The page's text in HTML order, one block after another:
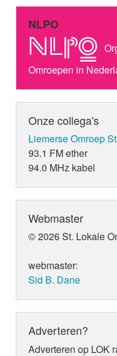
NLPO
Omroepen in
Onze collega's
Liemerse Omroep
93.1 FM ether
94.0 MHz kabel
Webmaster
© 2026 St. Lokale
webmaster:
Sid B. Dane
Adverteren?
Adverteren op LOK